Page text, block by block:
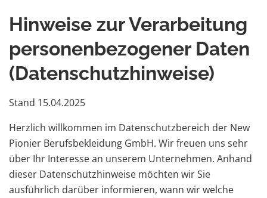
Hinweise zur Verarbeitung
personenbezogener Daten
(Datenschutzhinweise)
Stand 15.04.2025
Herzlich willkommen im Datenschutzbereich der New
Pionier Berufsbekleidung GmbH. Wir freuen uns sehr
über Ihr Interesse an unserem Unternehmen. Anhand
dieser Datenschutzhinweise möchten wir Sie
ausführlich darüber informieren, wann wir welche